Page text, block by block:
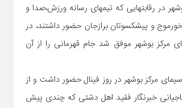
در رقابتهایی که تیمهای رسانه ورزش،صدا و
و پیشکسوتان برازجان حضور داشتند، در
مرکز بوشهر موفق شد جام قهرمانی را از آن
مرکز بوشهر در روز فینال حضور داشت و از
خبرنگار فقید اهل دشتی که چندی پیش